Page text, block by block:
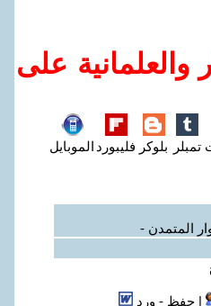
على
تمبلر بلوكر فليبورد الموبايل
المتمدن -
|حفظ - ورد